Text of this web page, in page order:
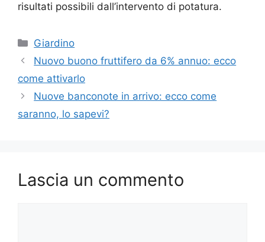
risultati possibili dall’intervento di potatura.
Categorie
Giardino
Nuovo buono fruttifero da 6% annuo: ecco
come attivarlo
Nuove banconote in arrivo: ecco come
saranno, lo sapevi?
Lascia un commento